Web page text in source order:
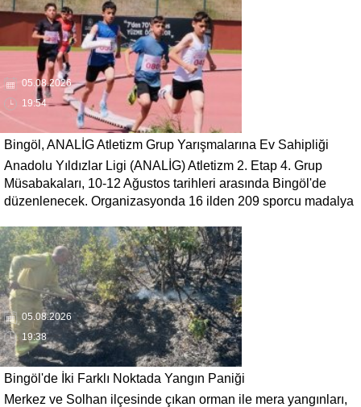
05.08.2026
19:54
Bingöl, ANALİG Atletizm Grup Yarışmalarına Ev Sahipliği
Yapacak
Anadolu Yıldızlar Ligi (ANALİG) Atletizm 2. Etap 4. Grup
Müsabakaları, 10-12 Ağustos tarihleri arasında Bingöl'de
düzenlenecek. Organizasyonda 16 ilden 209 sporcu madalya
05.08.2026
19:38
Bingöl'de İki Farklı Noktada Yangın Paniği
Merkez ve Solhan ilçesinde çıkan orman ile mera yangınları,